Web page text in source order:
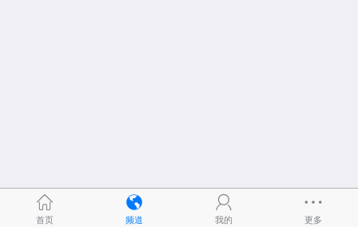
首页 频道 我的 更多